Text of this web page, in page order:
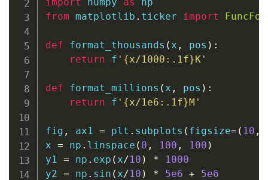
from matplotlib . ticker import
def format_thousands ( x , pos ) :
return
f ' {x/1000 : .1f}K'
def format_millions ( x , pos ) :
return
f ' {x/1e6 : .1f}M'
fig , ax1 = plt . subplots ( figsize= ( 10 ,
x = np . linspace ( 0 , 100 , 100 )
y1 = np . exp ( x/10 ) *
1000
y2 = np . sin ( x/10 ) * 5e6 + 5e6